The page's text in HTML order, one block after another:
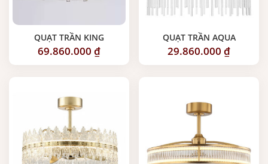
QUẠT TRẦN KING
69.860.000 ₫
QUẠT TRẦN AQUA
29.860.000 ₫